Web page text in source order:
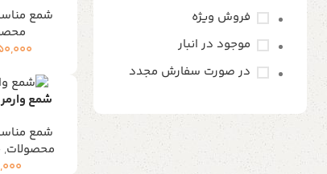
فروش ویژه
موجود در انبار
در صورت سفارش مجدد
شمع
شمع
شمع
محصولات,